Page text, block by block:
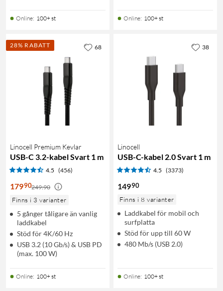
Online: 100+ st Online: 100+ st
28% RABATT
Linocell Premium Kevlar
USB-C 3.2-kabel Svart 1 m
4.5 (456)
17990249:90
Finns i 3 varianter
5 gånger tåligare än vanlig
laddkabel
Stöd för 4K/60 Hz
USB 3.2 (10 Gb/s) & USB PD
(max. 100 W)
Online: 100+ st
68
Linocell
USB-C-kabel 2.0 Svart 1 m
4.5 (3373)
14990
Finns i 8 varianter
Laddkabel för mobil och
surfplatta
Stöd för upp till 60 W
480 Mb/s (USB 2.0)
Online: 100+ st
38